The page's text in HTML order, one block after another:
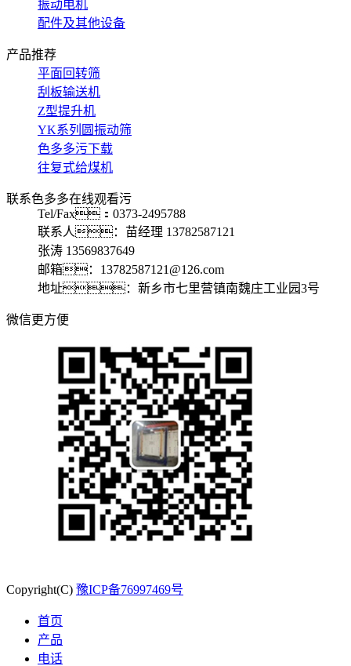
振动电机
配件及其他设备
产品推荐
平面回转筛
刮板输送机
Z型提升机
YK系列圆振动筛
色多多污下载
往复式给煤机
联系色多多在线观看污
Tel/Fax：0373-2495788
联系人：苗经理 13782587121
张涛 13569837649
邮箱：13782587121@126.com
地址：新乡市七里营镇南魏庄工业园3号
微信更方便
Copyright(C) 豫ICP备76997469号
首页
产品
电话